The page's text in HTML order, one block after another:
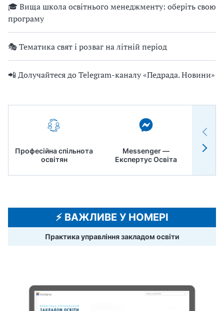
🎓 Вища школа освітнього менеджменту: оберіть свою
програму
🎭 Тематика свят і розваг на літній період
📲 Долучайтеся до Telegram-каналу «Педрада. Новини»
Професійна спільнота
освітян
Messenger —
Експертус Освіта
⚡️ ВАЖЛИВЕ У НОМЕРІ
Практика управління закладом освіти